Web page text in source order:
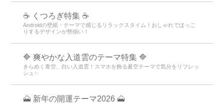
☕ くつろぎ特集 ☕
Androidの壁紙・テーマで感じるリラックスタイム！おしゃれでほっこ
りするデザインが勢揃い！
🔷 爽やかな入道雲のテーマ特集 🔷
きらめく青空、白い入道雲！スマホを飾る夏空テーマで気分をリフレッ
シュ✨
🗻 新年の開運テーマ2026 🗻